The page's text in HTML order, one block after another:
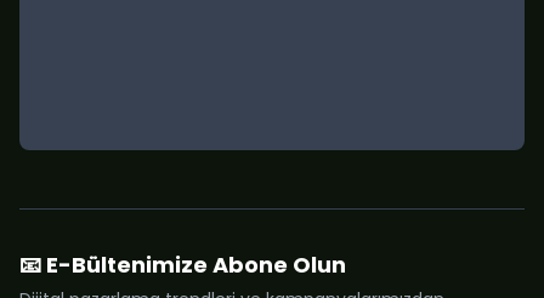
📧 E-Bültenimize Abone Olun